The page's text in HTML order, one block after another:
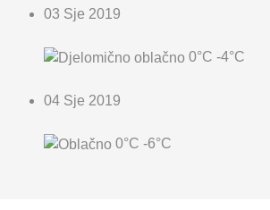
03 Sje 2019
0°C -4°C
04 Sje 2019
0°C -6°C